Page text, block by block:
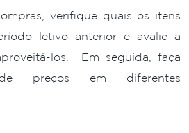
verifique quais os itens
letivo anterior e avalie a
los. Em seguida, faça
preços em diferentes